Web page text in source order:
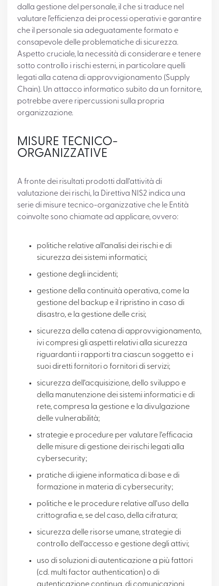
dalla gestione del personale, il che si traduce nel
valutare l'efficienza dei processi operativi e garantire
che il personale sia adeguatamente formato e
consapevole delle problematiche di sicurezza.
Aspetto cruciale, la necessità di considerare e tenere
sotto controllo i rischi esterni, in particolare quelli
legati alla catena di approvvigionamento (Supply
Chain). Un attacco informatico subito da un fornitore,
potrebbe avere ripercussioni sulla propria
organizzazione.
MISURE TECNICO-
ORGANIZZATIVE
A fronte dei risultati prodotti dall’attività di
valutazione dei rischi, la Direttiva NIS2 indica una
serie di misure tecnico-organizzative che le Entità
coinvolte sono chiamate ad applicare, ovvero:
politiche relative all’analisi dei rischi e di
sicurezza dei sistemi informatici;
gestione degli incidenti;
gestione della continuità operativa, come la
gestione del backup e il ripristino in caso di
disastro, e la gestione delle crisi;
sicurezza della catena di approvvigionamento,
ivi compresi gli aspetti relativi alla sicurezza
riguardanti i rapporti tra ciascun soggetto e i
suoi diretti fornitori o fornitori di servizi;
sicurezza dell’acquisizione, dello sviluppo e
della manutenzione dei sistemi informatici e di
rete, compresa la gestione e la divulgazione
delle vulnerabilità;
strategie e procedure per valutare l’efficacia
delle misure di gestione dei rischi legati alla
cybersecurity;
pratiche di igiene informatica di base e di
formazione in materia di cybersecurity;
politiche e le procedure relative all’uso della
crittografia e, se del caso, della cifratura;
sicurezza delle risorse umane, strategie di
controllo dell’accesso e gestione degli attivi;
uso di soluzioni di autenticazione a più fattori
(cd. multi factor authentication) o di
autenticazione continua, di comunicazioni